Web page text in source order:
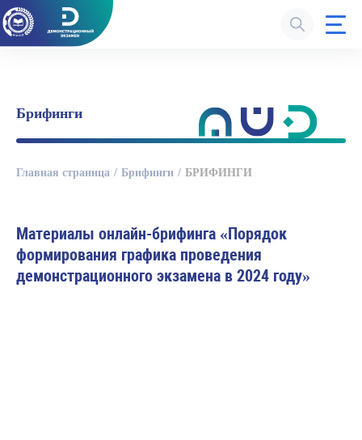
Брифинги
Главная страница Брифинги БРИФИНГИ
Материалы онлайн-брифинга «Порядок
формирования графика проведения
демонстрационного экзамена в 2024 году»